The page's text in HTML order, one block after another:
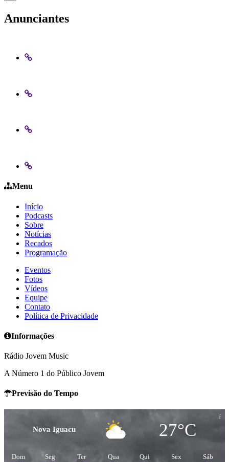
Anunciantes
Menu
Início
Podcasts
Sobre
Notícias
Recados
Programação
Eventos
Fotos
Vídeos
Equipe
Contato
Política de Privacidade
Informações
Rádio Jovem Music
A Número 1 do Público Jovem
Previsão do Tempo
Nova Iguacu 27°C
Dom Seg Ter Qua Qui Sex Sáb